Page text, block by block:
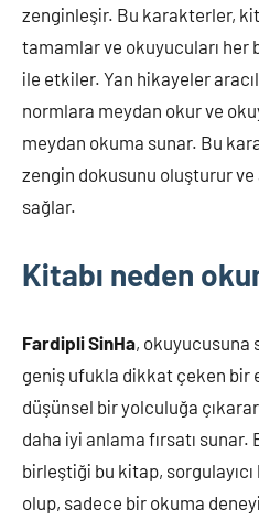
zenginleşir. Bu karakterler,
tamamlar ve okuyucuları her
ile etkiler. Yan hikayeler
normlara meydan okur ve
meydan okuma sunar. Bu
zengin dokusunu oluşturur ve
sağlar.
Kitabı neden
Fardipli SinHa, okuyucusuna
geniş ufukla dikkat çeken bir
düşünsel bir yolculuğa
daha iyi anlama fırsatı sunar.
birleştiği bu kitap, sorgulayıcı
olup, sadece bir okuma